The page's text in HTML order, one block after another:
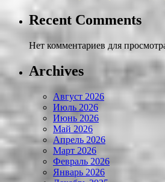
Recent Comments
Нет комментариев для
Archives
Август 2026
Июль 2026
Июнь 2026
Май 2026
Апрель 2026
Март 2026
Февраль 2026
Январь 2026